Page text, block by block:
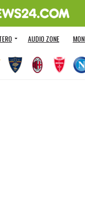
AUDIO ZONE